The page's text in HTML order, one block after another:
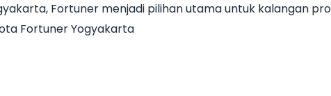
Fortuner menjadi pilihan utama untuk kalangan
Fortuner Yogyakarta